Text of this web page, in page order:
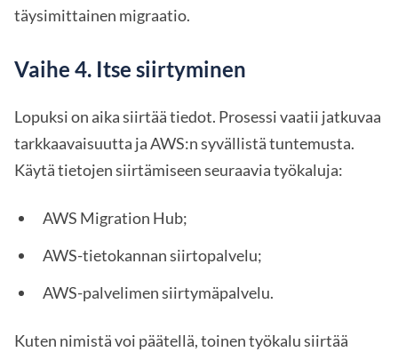
täysimittainen migraatio.
Vaihe 4. Itse siirtyminen
Lopuksi on aika siirtää tiedot. Prosessi vaatii jatkuvaa
tarkkaavaisuutta ja AWS:n syvällistä tuntemusta.
Käytä tietojen siirtämiseen seuraavia työkaluja:
AWS Migration Hub;
AWS-tietokannan siirtopalvelu;
AWS-palvelimen siirtymäpalvelu.
Kuten nimistä voi päätellä, toinen työkalu siirtää